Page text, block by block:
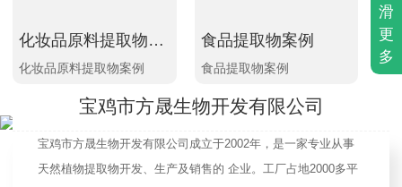
化妆品原料提取物案例
化妆品原料提取物案例
食品提取物案例
食品提取物案例 化
滑
更
多
宝鸡市方晟生物开发有限公司
宝鸡市方晟生物开发有限公司成立于2002年，是一家专业从事
天然植物提取物开发、生产及销售的 企业。工厂占地2000多平